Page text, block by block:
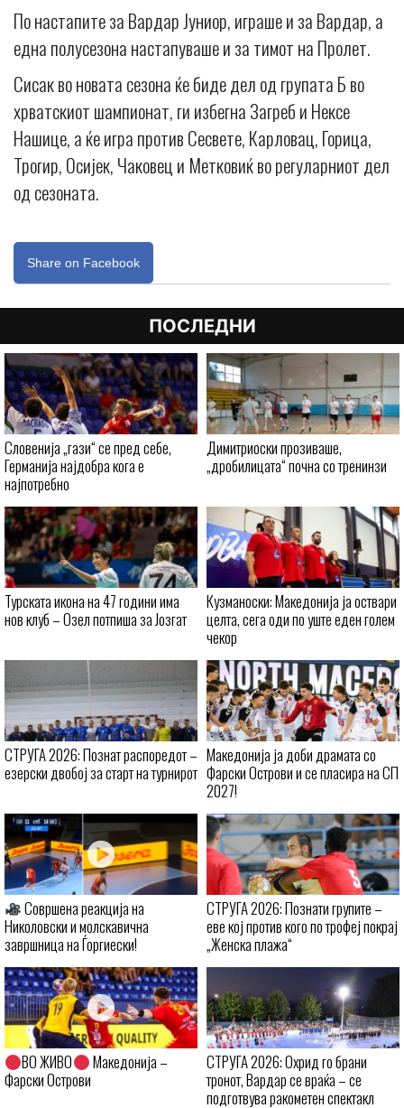
По настапите за Вардар Јуниор, играше и за Вардар, а
една полусезона настапуваше и за тимот на Пролет.
Сисак во новата сезона ќе биде дел од групата Б во
хрватскиот шампионат, ги избегна Загреб и Нексе
Нашице, а ќе игра против Сесвете, Карловац, Горица,
Трогир, Осијек, Чаковец и Метковиќ во регуларниот дел
од сезоната.
Share on Facebook
ПОСЛЕДНИ
Словенија „гази“ се пред себе,
Германија најдобра кога е
најпотребно
Димитриоски прозиваше,
„дробилицата“ почна со тренинзи
Турската икона на 47 години има
нов клуб – Озел потпиша за Јозгат
Кузманоски: Македонија ја оствари
целта, сега оди по уште еден голем
чекор
СТРУГА 2026: Познат распоредот –
езерски двобој за старт на турнирот
Македонија ја доби драмата со
Фарски Острови и се пласира на СП
2027!
Совршена реакција на
Николовски и молскавична
завршница на Ѓоргиески!
СТРУГА 2026: Познати групите –
еве кој против кого по трофеј покрај
„Женска плажа“
ВО ЖИВО
Македонија –
Фарски Острови
СТРУГА 2026: Охрид го брани
тронот, Вардар се враќа – се
подготвува ракометен спектакл